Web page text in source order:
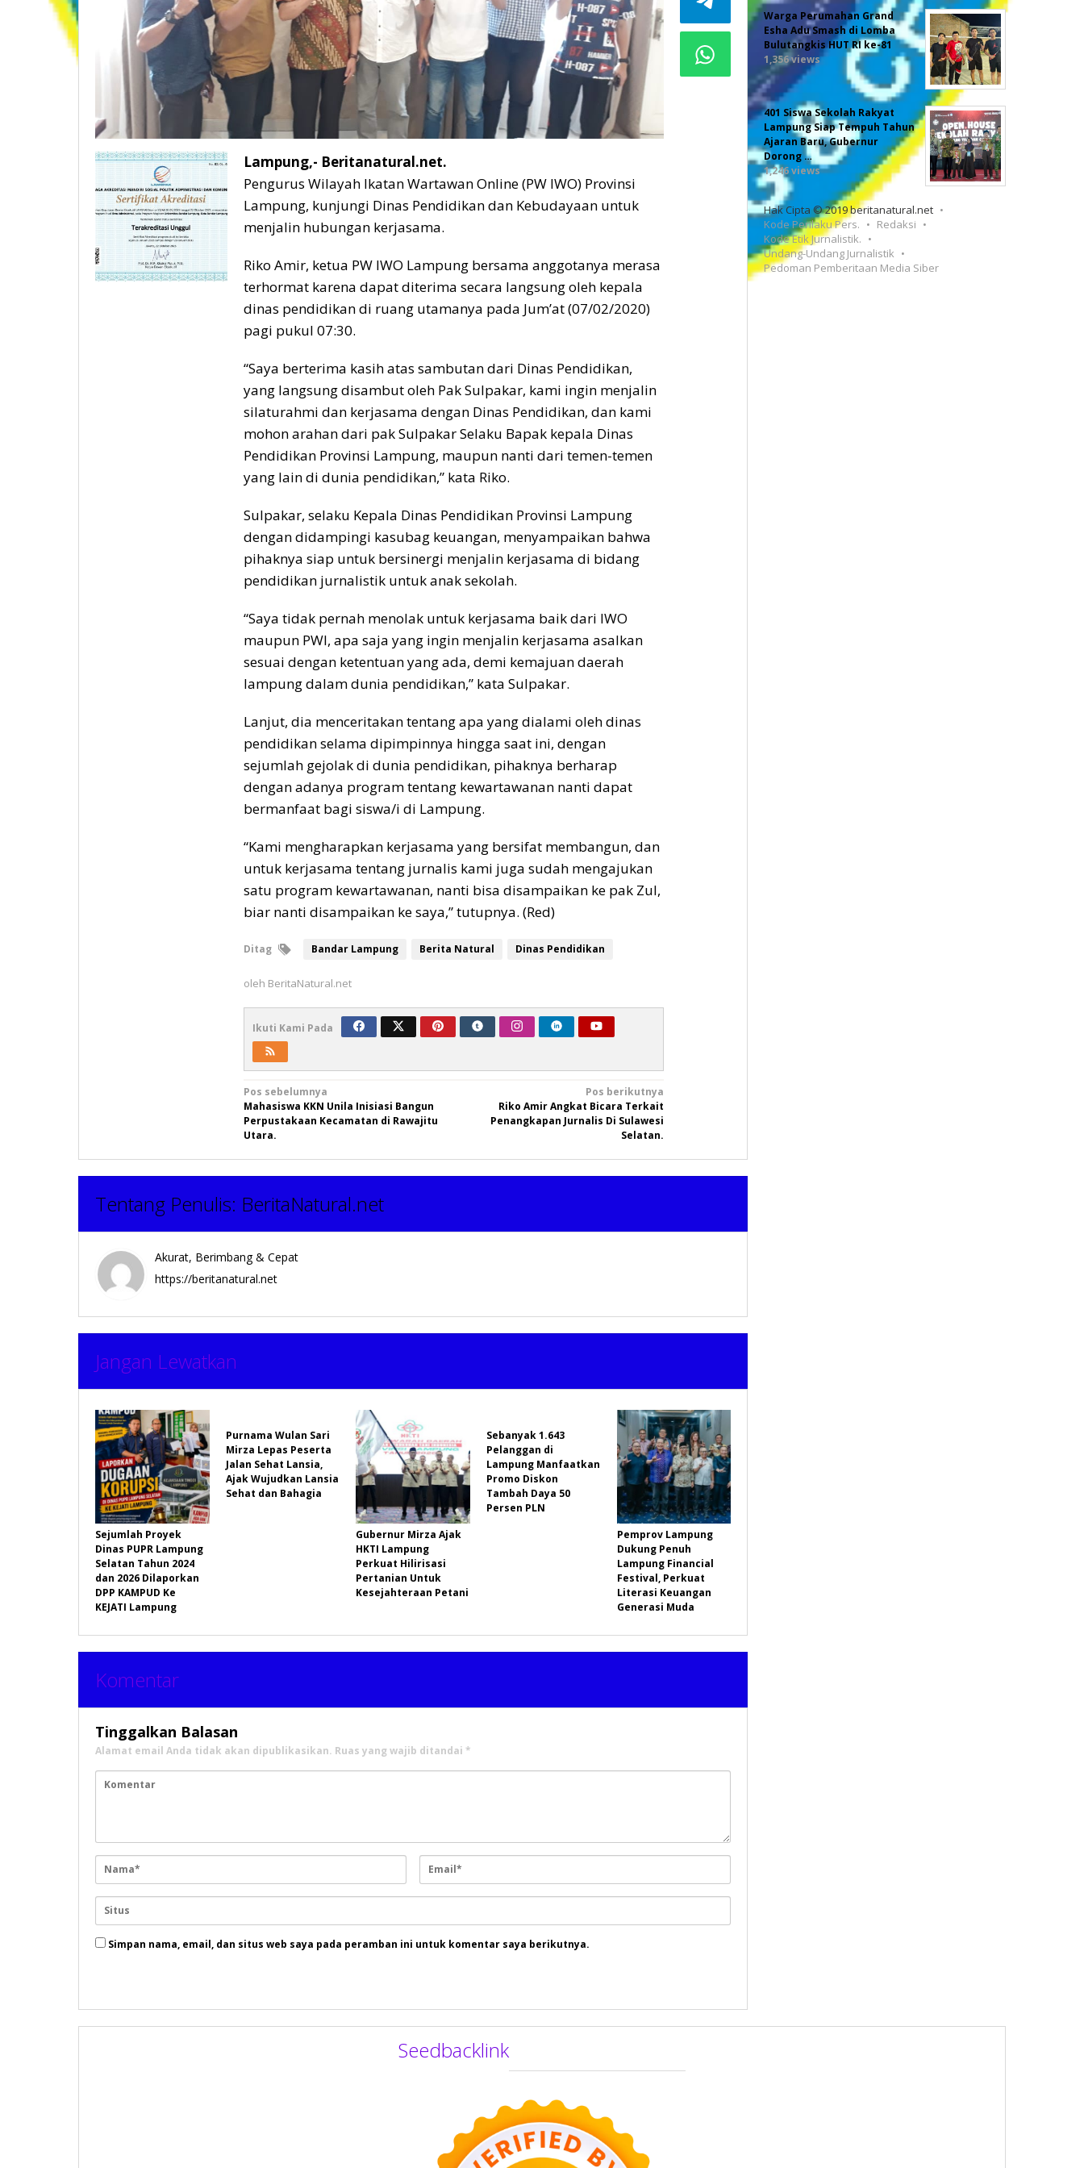
Lampung,- Beritanatural.net.
Pengurus Wilayah Ikatan Wartawan Online (PW IWO) Provinsi
Lampung, kunjungi Dinas Pendidikan dan Kebudayaan untuk
menjalin hubungan kerjasama.
Riko Amir, ketua PW IWO Lampung bersama anggotanya merasa
terhormat karena dapat diterima secara langsung oleh kepala
dinas pendidikan di ruang utamanya pada Jum’at (07/02/2020)
pagi pukul 07:30.
“Saya berterima kasih atas sambutan dari Dinas Pendidikan,
yang langsung disambut oleh Pak Sulpakar, kami ingin menjalin
silaturahmi dan kerjasama dengan Dinas Pendidikan, dan kami
mohon arahan dari pak Sulpakar Selaku Bapak kepala Dinas
Pendidikan Provinsi Lampung, maupun nanti dari temen-temen
yang lain di dunia pendidikan,” kata Riko.
Sulpakar, selaku Kepala Dinas Pendidikan Provinsi Lampung
dengan didampingi kasubag keuangan, menyampaikan bahwa
pihaknya siap untuk bersinergi menjalin kerjasama di bidang
pendidikan jurnalistik untuk anak sekolah.
“Saya tidak pernah menolak untuk kerjasama baik dari IWO
maupun PWI, apa saja yang ingin menjalin kerjasama asalkan
sesuai dengan ketentuan yang ada, demi kemajuan daerah
lampung dalam dunia pendidikan,” kata Sulpakar.
Lanjut, dia menceritakan tentang apa yang dialami oleh dinas
pendidikan selama dipimpinnya hingga saat ini, dengan
sejumlah gejolak di dunia pendidikan, pihaknya berharap
dengan adanya program tentang kewartawanan nanti dapat
bermanfaat bagi siswa/i di Lampung.
“Kami mengharapkan kerjasama yang bersifat membangun, dan
untuk kerjasama tentang jurnalis kami juga sudah mengajukan
satu program kewartawanan, nanti bisa disampaikan ke pak Zul,
biar nanti disampaikan ke saya,” tutupnya. (Red)
Ditag Bandar Lampung Berita Natural Dinas Pendidikan
oleh BeritaNatural.net
Ikuti Kami Pada
Navigasi
pos
Pos sebelumnya
Mahasiswa KKN Unila Inisiasi Bangun
Perpustakaan Kecamatan di Rawajitu
Utara.
Pos berikutnya
Riko Amir Angkat Bicara Terkait
Penangkapan Jurnalis Di Sulawesi
Selatan.
Tentang Penulis: BeritaNatural.net
Akurat, Berimbang & Cepat
https://beritanatural.net
Jangan Lewatkan
Sejumlah Proyek
Dinas PUPR Lampung
Selatan Tahun 2024
dan 2026 Dilaporkan
DPP KAMPUD Ke
KEJATI Lampung
Purnama Wulan Sari
Mirza Lepas Peserta
Jalan Sehat Lansia,
Ajak Wujudkan Lansia
Sehat dan Bahagia
Gubernur Mirza Ajak
HKTI Lampung
Perkuat Hilirisasi
Pertanian Untuk
Kesejahteraan Petani
Sebanyak 1.643
Pelanggan di
Lampung Manfaatkan
Promo Diskon
Tambah Daya 50
Persen PLN
Pemprov Lampung
Dukung Penuh
Lampung Financial
Festival, Perkuat
Literasi Keuangan
Generasi Muda
Komentar
Tinggalkan Balasan
Alamat email Anda tidak akan dipublikasikan. Ruas yang wajib ditandai *
Simpan nama, email, dan situs web saya pada peramban ini untuk komentar saya berikutnya.
Warga Perumahan Grand
Esha Adu Smash di Lomba
Bulutangkis HUT RI ke-81
1,356 views
401 Siswa Sekolah Rakyat
Lampung Siap Tempuh Tahun
Ajaran Baru, Gubernur
Dorong …
1,246 views
Hak Cipta © 2019 beritanatural.net
Kode Perilaku Pers.
Redaksi
Kode Etik Jurnalistik.
Undang-Undang Jurnalistik
Pedoman Pemberitaan Media Siber
Seedbacklink